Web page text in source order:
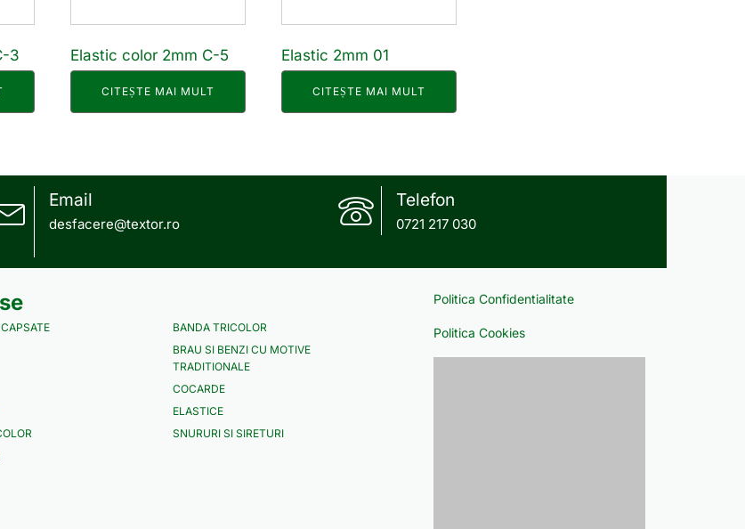
3 Elastic color 2mm C-5
CITEȘTE MAI MULT
Elastic 2mm 01
CITEȘTE MAI MULT
Email
desfacere@textor.ro
Telefon
0721 217 030
BANDA TRICOLOR
BRAU SI BENZI CU MOTIVE
TRADITIONALE
COCARDE
ELASTICE
SNURURI SI SIRETURI
Politica Confidentialitate
Politica Cookies